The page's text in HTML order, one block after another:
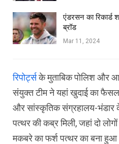
एंडरसन का रिकार्ड
ब्रॉड
Mar 11, 2024
रिपोर्ट्सके मुताबिक पोलिश और
संयुक्त टीम ने यहां खुदाई का
और सांस्कृतिक संग्रहालय-भंडार के
पत्थर की कब्र मिली, जहां दो
मकबरे का फर्श पत्थर का बना